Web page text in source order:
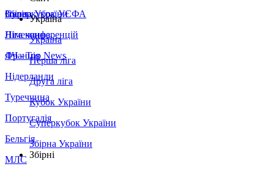
Збірна України
Італія
Німеччина
Франція
Нідерланди
Туреччина
Португалія
Бельгія
МЛС
Суперкубок УЄФА
Ліга конференцій
ЛЧ - Top News
Україна
Україна
Перша ліга
Друга ліга
Кубок України
Суперкубок України
Збірна України
Збірні